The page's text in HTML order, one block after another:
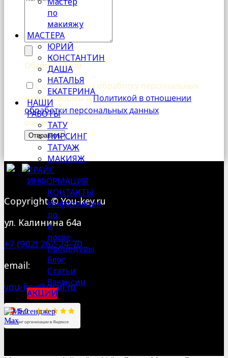
по
макияжу
МАСТЕРА
ЮРИЙ
КОНСТАНТИН
ДАША
НАТАЛЬЯ
ЕКАТЕРИНА
НАШИ
РАБОТЫ
ТАТУ
ПИРСИНГ
ТАТУАЖ
МАКИЯЖ
ПРАЙС
ИНФОРМАЦИЯ
КОНТАКТЫ
Информация
до
и
после
процедуры
Блог
Статьи
Вакансии
АКЦИИ
Обзор файлов
С согласием на обработку персональных
данных формы иПолитикой в отношении
обработки персональных данных
ознакомлен
Отправить
Сopyright © You-key.ru
ул. Калинина 64а
+7 (902) 262-24-70
email:
you-key@mail.ru